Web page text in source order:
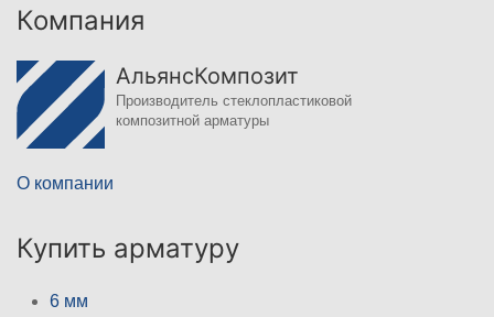
Компания
АльянсКомпозит
Производитель стеклопластиковой
композитной арматуры
О компании
Купить арматуру
6 мм